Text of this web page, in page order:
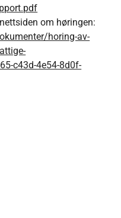
om høringen:
horing-av-
c43d-4e54-8d0f-